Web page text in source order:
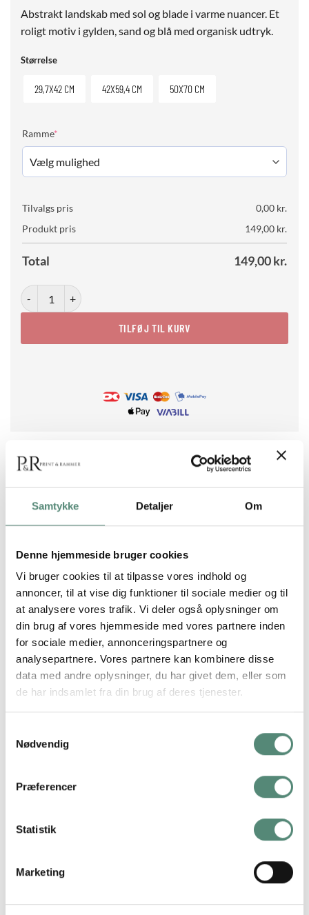
Samtykke Detaljer Om
Denne hjemmeside bruger cookies
Vi bruger cookies til at tilpasse vores indhold og
annoncer, til at vise dig funktioner til sociale medier og til
at analysere vores trafik. Vi deler også oplysninger om
din brug af vores hjemmeside med vores partnere inden
for sociale medier, annonceringspartnere og
analysepartnere. Vores partnere kan kombinere disse
data med andre oplysninger, du har givet dem, eller som
de har indsamlet fra din brug af deres tjenester.
Nødvendig
Præferencer
Statistik
Marketing
Abstrakt landskab med sol og blade i varme nuancer. Et
roligt motiv i gylden, sand og blå med organisk udtryk.
Størrelse
29,7X42 CM 42X59,4 CM 50X70 CM
Ramme*
Tilvalgs pris 0,00 kr.
Produkt pris
149,00 kr.
Total 149,00kr.
Golden Horizon antal
TILFØJ TIL KURV
BESKRIVELSE
landskab i gyldne og blå toner. Motivet viser en stiliseret sol
og bladmotiv, indrammet af en buet åbning og omgivet af
bløde bølgende former. Farverne spænder fra varm okker og
karamel til støvet blå og beige. Plakaten passer perfekt i rum,
hvor du ønsker at skabe varme og ro – fx stue, soveværelse
eller sommerhus. Brug den alene eller sammen med Golden
Geometry for en naturlig og poetisk billedvæg.